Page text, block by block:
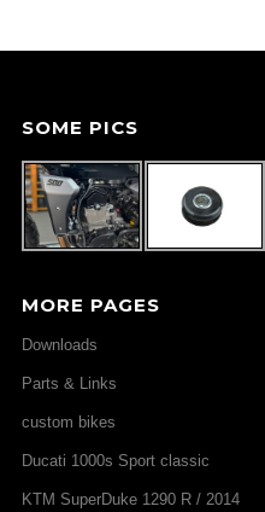
SOME PICS
MORE PAGES
Downloads
Parts & Links
custom bikes
Ducati 1000s Sport classic
KTM SuperDuke 1290 R / 2014